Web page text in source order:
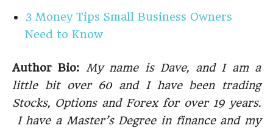
3 Money Tips Small Business Owners
Need to Know
Author Bio:
My name is Dave, and I am a
little bit over 60 and I have been trading
Stocks, Options and Forex for over 19 years.
I have a Master’s Degree in finance and my